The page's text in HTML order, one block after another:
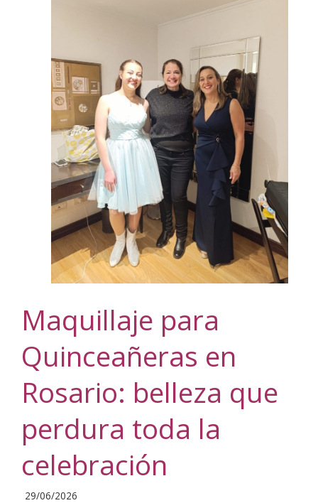
Maquillaje para
Quinceañeras en
Rosario: belleza que
perdura toda la
celebración
2026-
29/06/2026